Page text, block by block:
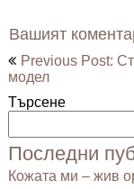
Вашият
Навигация
Previous Post:
модел
Търсене
Последни
Кожата ми – жив